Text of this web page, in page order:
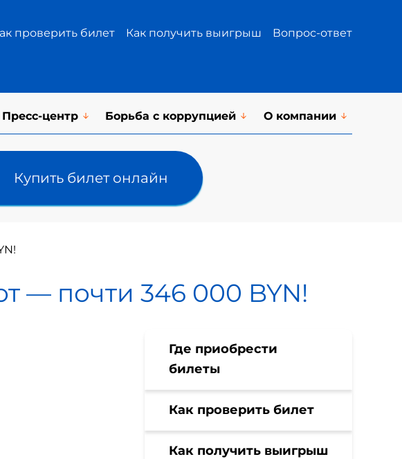
проверить билет Как получить выигрыш Вопрос-ответ
Пресс-центр Борьба с коррупцией О компании
Купить билет онлайн
— почти 346 000 BYN!
Где приобрести
билеты
Как проверить билет
Как получить выигрыш